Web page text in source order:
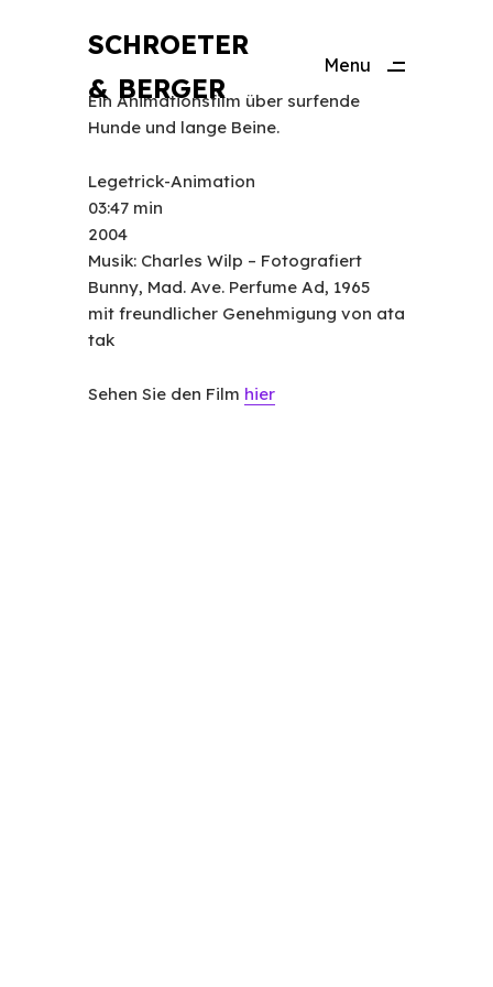
SCHROETER
& BERGER
Menu
Ein Animationsfilm über surfende
Hunde und lange Beine.
Legetrick-Animation
03:47 min
2004
Musik: Charles Wilp – Fotografiert
Bunny, Mad. Ave. Perfume Ad, 1965
mit freundlicher Genehmigung von ata
tak
Sehen Sie den Film hier